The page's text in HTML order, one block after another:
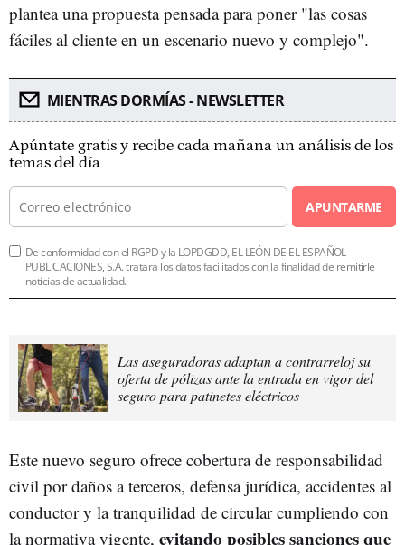
plantea una propuesta pensada para poner "las cosas
fáciles al cliente en un escenario nuevo y complejo".
MIENTRAS DORMÍAS - NEWSLETTER
Apúntate gratis y recibe cada mañana un análisis de los
temas del día
APUNTARME
De conformidad con el RGPD y la LOPDGDD, EL LEÓN DE EL ESPAÑOL
PUBLICACIONES, S.A. tratará los datos facilitados con la finalidad de remitirle
noticias de actualidad.
Las aseguradoras adaptan a contrarreloj su
oferta de pólizas ante la entrada en vigor del
seguro para patinetes eléctricos
Este nuevo seguro ofrece cobertura de responsabilidad
civil por daños a terceros, defensa jurídica, accidentes al
conductor y la tranquilidad de circular cumpliendo con
la normativa vigente, evitando posibles sanciones que